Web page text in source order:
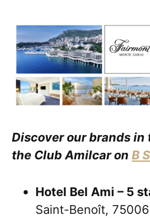
Discover our brands
the Club Amilcar on B
Hotel Bel Ami – 5
Saint-Benoît,